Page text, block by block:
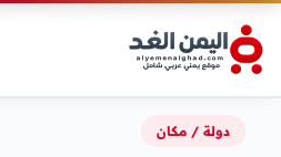
دولة / مكان